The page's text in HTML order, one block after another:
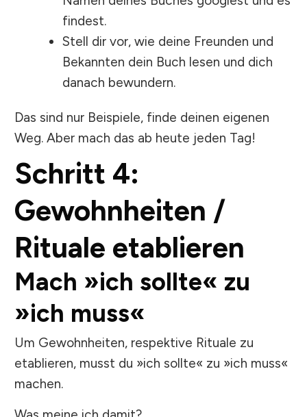
findest.
Stell dir vor, wie deine Freunden und
Bekannten dein Buch lesen und dich
danach bewundern.
Das sind nur Beispiele, finde deinen eigenen
Weg. Aber mach das ab heute jeden Tag!
Schritt 4:
Gewohnheiten /
Rituale etablieren
Mach »ich sollte« zu
»ich muss«
Um Gewohnheiten, respektive Rituale zu
etablieren, musst du »ich sollte« zu »ich muss«
machen.